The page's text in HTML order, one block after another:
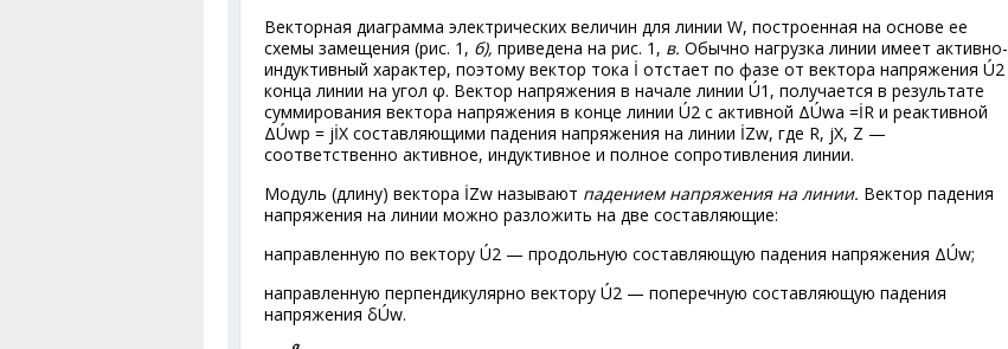
Векторная диаграмма электрических величин для линии W, построенная на основе ее
схемы замещения (рис. 1, б), приведена на рис. 1, в. Обычно нагрузка линии имеет активно-
индуктивный характер, поэтому вектор тока İ отстает по фазе от вектора напряжения Ú2
конца линии на угол φ. Вектор напряжения в начале линии Ú1 , получается в результате
суммирования вектора напряжения в конце линии Ú2 с активной ΔÚwa =İR и реактивной
ΔÚwp = jİX составляющими падения напряжения на линии İZw, где R, jX, Z —
соответственно активное, индуктивное и полное сопротивления линии.
Модуль (длину) вектора İZw называют падением напряжения на линии. Вектор падения
напряжения на линии можно разложить на две составляющие:
направленную по вектору Ú2 — продольную составляющую падения напряжения ΔÚw;
направленную перпендикулярно вектору Ú2 — поперечную составляющую падения
напряжения δÚw.